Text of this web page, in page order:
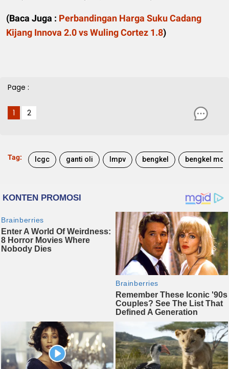
(Baca Juga : Perbandingan Harga Suku Cadang
Kijang Innova 2.0 vs Wuling Cortez 1.8)
Page :
1 2
Tag: lcgc ganti oli lmpv bengkel bengkel